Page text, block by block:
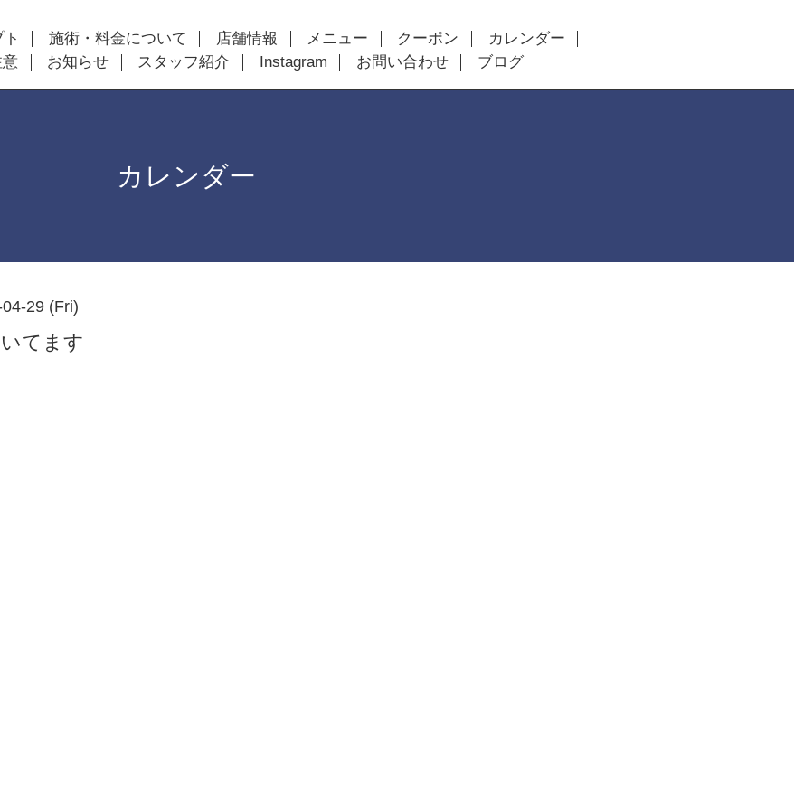
施術・料金について 店舗情報 メニュー クーポン
カレンダー
お知らせ スタッフ紹介 Instagram お問い合わせ ブログ
カレンダー
29 (Fri)
てます